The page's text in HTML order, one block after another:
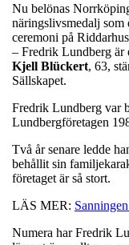
Nu belönas
näringslivsmedalj
ceremoni på
– Fredrik Lundberg är
Kjell Blückert, 63,
Sällskapet.
Fredrik Lundberg var
Lundbergföretagen
Två år senare ledde
behållit sin
företaget är så stort.
LÄS MER:
Numera har Fredrik